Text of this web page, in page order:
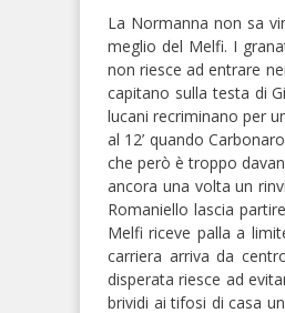
La Normanna non sa
meglio del Melfi. I
non riesce ad entrare
capitano sulla testa di
lucani recriminano per
al 12’ quando
che però è troppo
ancora una volta un
Romaniello lascia
Melfi riceve palla a
carriera arriva da
disperata riesce ad
brividi ai tifosi di casa